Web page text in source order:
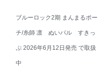
ブルーロック2期 まんまるポー
チ/糸師 凛 ぬいパル すきっ
ぷ 2026年6月12日発売 で取扱
中